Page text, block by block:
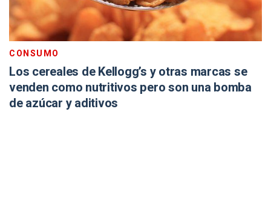
CONSUMO
Los cereales de Kellogg’s y otras marcas se
venden como nutritivos pero son una bomba
de azúcar y aditivos